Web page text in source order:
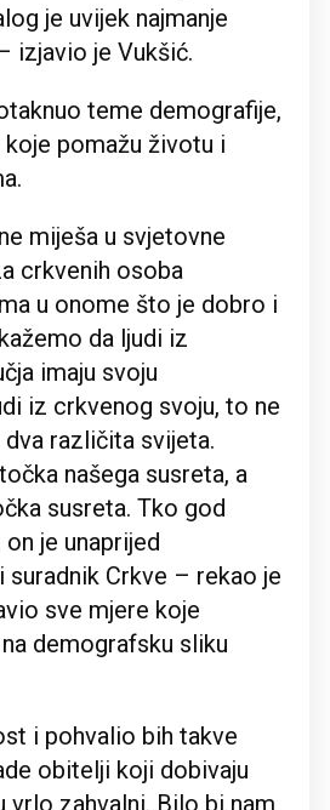
je uvijek najmanje
izjavio je Vukšić.
teme demografije,
pomažu životu i
miješa u svjetovne
crkvenih osoba
u onome što je dobro i
da ljudi iz
imaju svoju
iz crkvenog svoju, to ne
različita svijeta.
našega susreta, a
susreta. Tko god
je unaprijed
Crkve – rekao je
sve mjere koje
demografsku sliku
i pohvalio bih takve
obitelji koji dobivaju
vrlo zahvalni. Bilo bi nam